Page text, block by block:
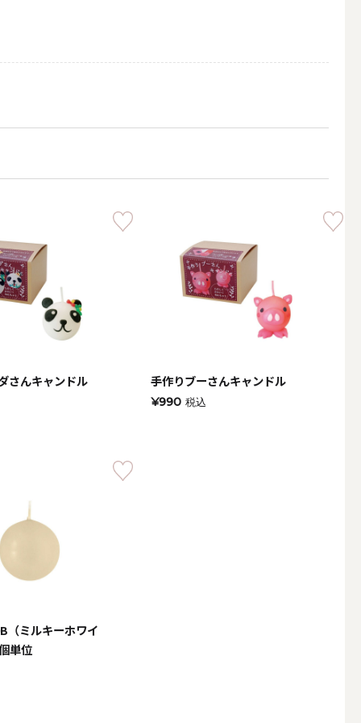
キャンドルホルダー・プレート
さんキャンドル 手作りブーさんキャンドル
¥990 税込
（ミルキーホワイ
単位